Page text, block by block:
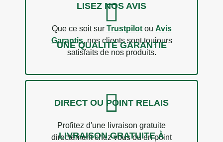
UNE QUALITÉ GARANTIE
LISEZ NOS AVIS
Que ce soit sur Trustpilotou Avis
Garantis, nos clients sont toujours
satisfaits de nos produits.
LIVRAISON GRATUITE À
DIRECT OU POINT RELAIS
Profitez d'une livraison gratuite
directement chez vous ou en point